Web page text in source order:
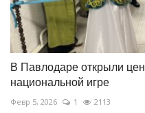
В Павлодаре открыли
национальной игре
Февр 5, 2026 1 2113